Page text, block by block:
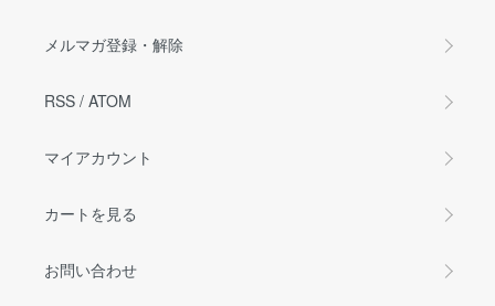
メルマガ登録・解除
RSS / ATOM
マイアカウント
カートを見る
お問い合わせ